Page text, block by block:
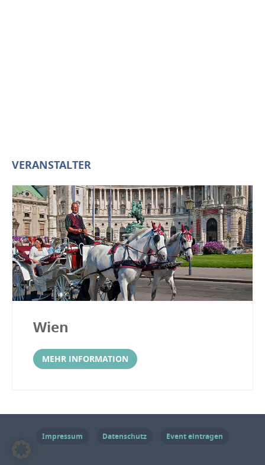
VERANSTALTER
Wien
MEHR INFORMATION
Impressum Datenschutz Event eintragen